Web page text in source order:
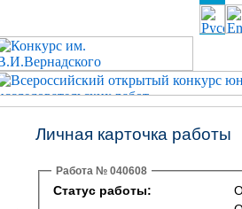
Личная карточка работы
Работа № 040608
Статус работы: